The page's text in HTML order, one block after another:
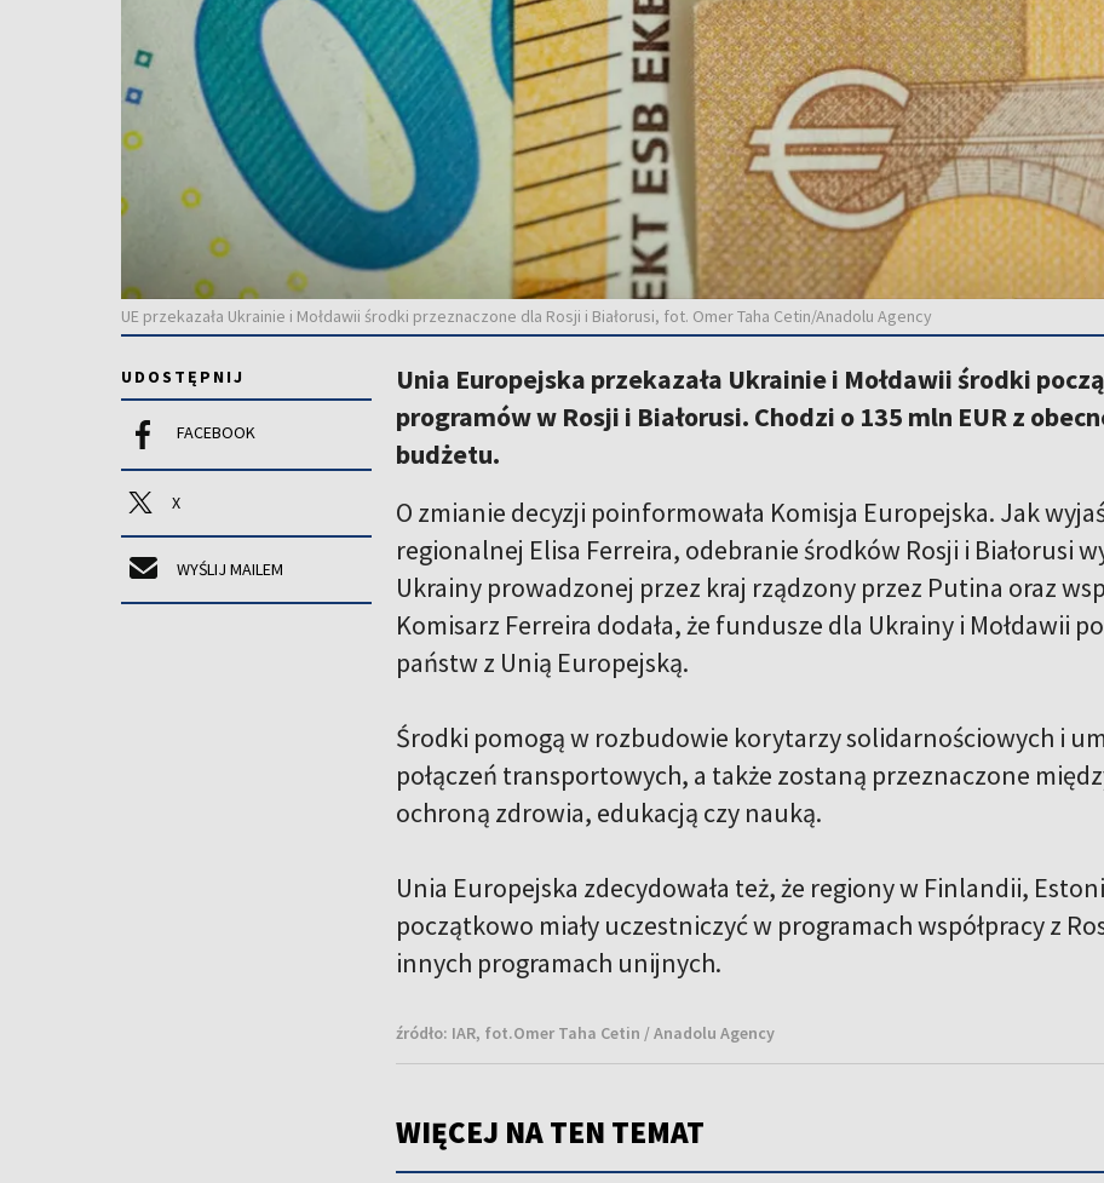
UE przekazała Ukrainie i Mołdawii środki przeznaczone dla Rosji i Białorusi, fot. Omer Taha Cetin/Anadolu Agency
UDOSTĘPNIJ
FACEBOOK
X
WYŚLIJ MAILEM
Unia Europejska przekazała Ukrainie i Mołdawii środki
programów w Rosji i Białorusi. Chodzi o 135 mln EUR z
budżetu.
O zmianie decyzji poinformowała Komisja Europejska. Jak
regionalnej Elisa Ferreira, odebranie środków Rosji i Białorusi
Ukrainy prowadzonej przez kraj rządzony przez Putina oraz
Komisarz Ferreira dodała, że fundusze dla Ukrainy i Mołdawii
państw z Unią Europejską.
Środki pomogą w rozbudowie korytarzy solidarnościowych i
połączeń transportowych, a także zostaną przeznaczone
ochroną zdrowia, edukacją czy nauką.
Unia Europejska zdecydowała też, że regiony w Finlandii,
początkowo miały uczestniczyć w programach współpracy z
innych programach unijnych.
źródło: IAR, fot.Omer Taha Cetin / Anadolu Agency
WIĘCEJ NA TEN TEMAT